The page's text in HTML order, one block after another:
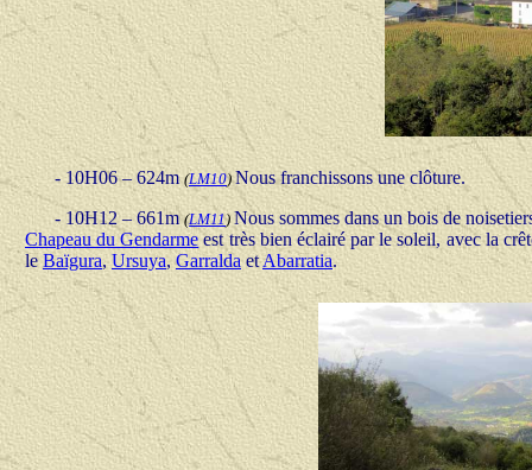
- 10H06 – 624m(LM10)Nous franchissons une clôture.
- 10H12 – 661m(LM11)Nous sommes dans un bois de
Chapeau du Gendarmeest très bien éclairé par le soleil, avec la
le Baïgura,Ursuya,GarraldaetAbarratia.